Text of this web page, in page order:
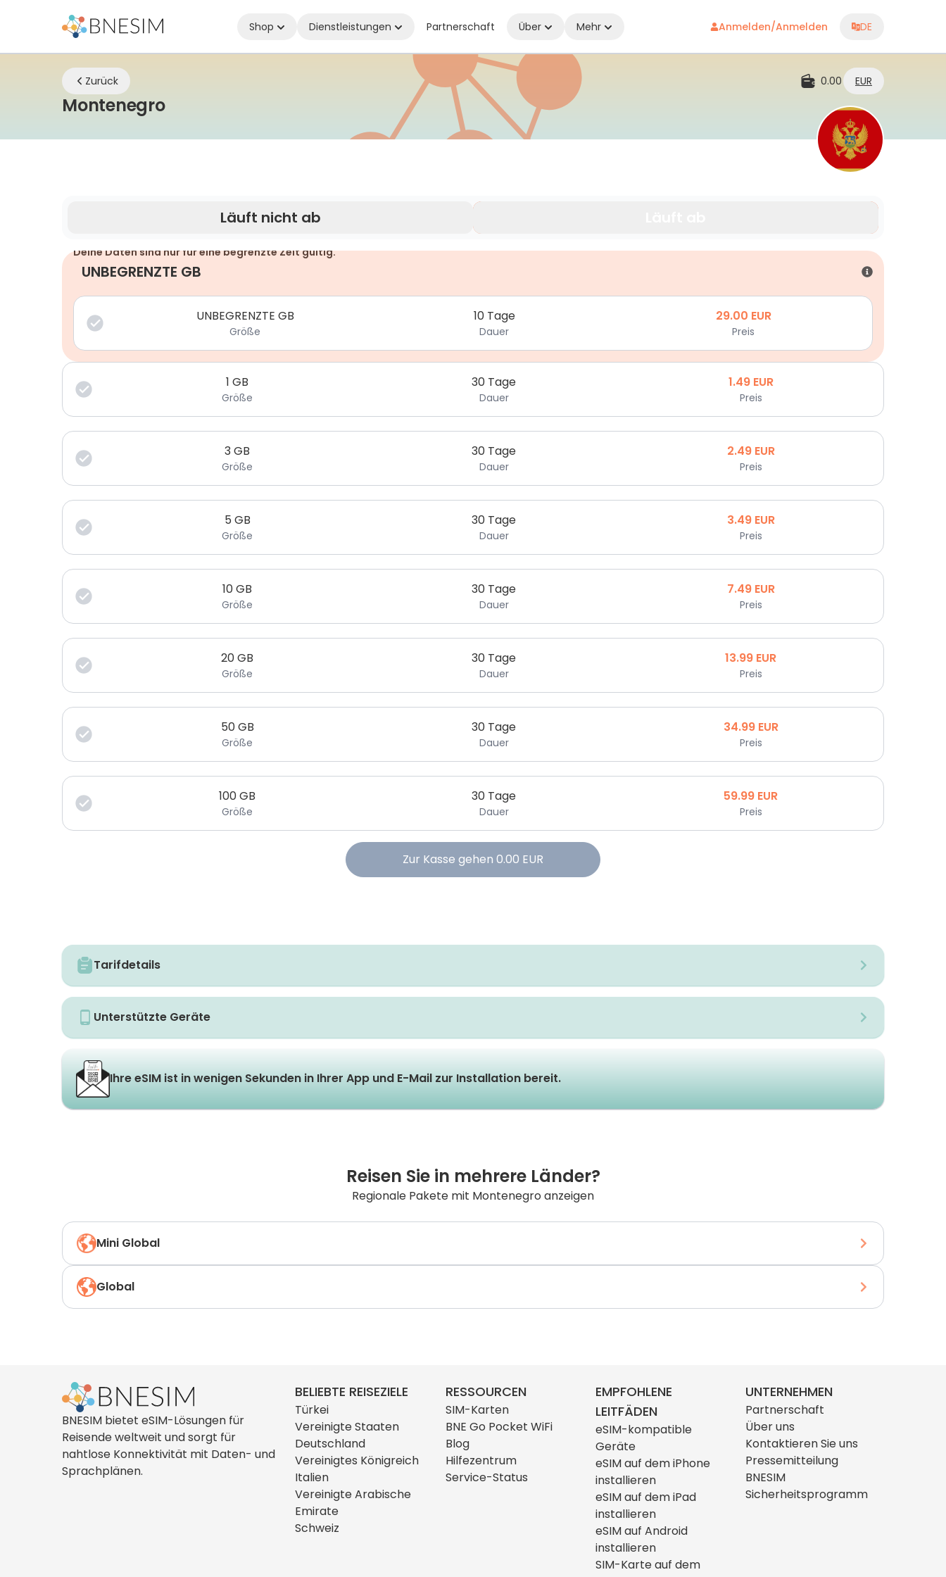
Shop Dienstleistungen Partnerschaft Über Mehr Anmelden/Anmelden DE
Zurück 0.00 EUR
MontenegroeSIM | Bleiben Sie überall verbunden, wo Sie auch sind
Läuft nicht ab
Deine Daten sind nur für eine begrenzte Zeit gültig.
UNBEGRENZTE GB
UNBEGRENZTE GB
Größe
10 Tage
Dauer
29.00 EUR
Preis
1 GB
Größe
30 Tage
Dauer
1.49 EUR
Preis
3GB
Größe
30 Tage
Dauer
2.49 EUR
Preis
5 GB
Größe
30 Tage
Dauer
3.49 EUR
Preis
10GB
Größe
30 Tage
Dauer
7.49 EUR
Preis
20GB
Größe
30 Tage
Dauer
13.99 EUR
Preis
50GB
Größe
30 Tage
Dauer
34.99 EUR
Preis
100GB
Größe
30 Tage
Dauer
59.99 EUR
Preis
Zur Kasse gehen 0.00 EUR
Tarifdetails
Unterstützte Geräte
Ihre eSIM ist in wenigen Sekunden in Ihrer App und E-Mail zur Installation bereit.
Reisen Sie in mehrere Länder?
Regionale Pakete mit Montenegro anzeigen
Mini Global
Global
BNESIM bietet eSIM-Lösungen für
Reisende weltweit und sorgt für
nahtlose Konnektivität mit Daten- und
Sprachplänen.
BELIEBTE REISEZIELE
Türkei
Vereinigte Staaten
Deutschland
Vereinigtes Königreich
Italien
Vereinigte Arabische
Emirate
Schweiz
RESSOURCEN
SIM-Karten
BNE Go Pocket WiFi
Blog
Hilfezentrum
Service-Status
EMPFOHLENE
LEITFÄDEN
eSIM-kompatible
Geräte
eSIM auf dem iPhone
installieren
eSIM auf dem iPad
installieren
eSIM auf Android
installieren
SIM-Karte auf dem
UNTERNEHMEN
Partnerschaft
Über uns
Kontaktieren Sie uns
Pressemitteilung
BNESIM
Sicherheitsprogramm